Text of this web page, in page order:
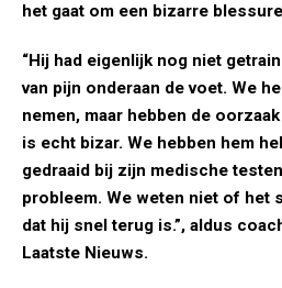
het gaat om een bizarre
“Hij had eigenlijk nog niet
van pijn onderaan de voet. We
nemen, maar hebben de
is echt bizar. We hebben hem
gedraaid bij zijn medische
probleem. We weten niet of het
dat hij snel terug is.”, aldus
Laatste Nieuws.